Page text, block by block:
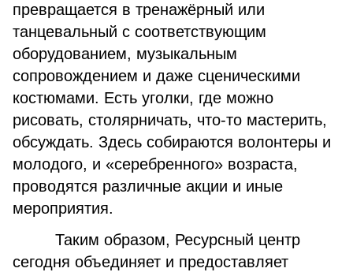
превращается в тренажёрный или
танцевальный с соответствующим
оборудованием, музыкальным
сопровождением и даже сценическими
костюмами. Есть уголки, где можно
рисовать, столярничать, что-то мастерить,
обсуждать. Здесь собираются волонтеры и
молодого, и «серебренного» возраста,
проводятся различные акции и иные
мероприятия.
Таким образом, Ресурсный центр
сегодня объединяет и предоставляет